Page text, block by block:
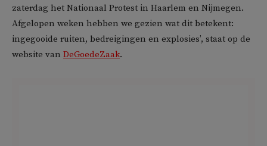
zaterdag het Nationaal Protest in Haarlem en Nijmegen.
Afgelopen weken hebben we gezien wat dit betekent:
ingegooide ruiten, bedreigingen en explosies’, staat op de
website van DeGoedeZaak.